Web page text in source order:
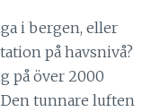
i bergen, eller
på havsnivå?
på över 2000
tunnare luften